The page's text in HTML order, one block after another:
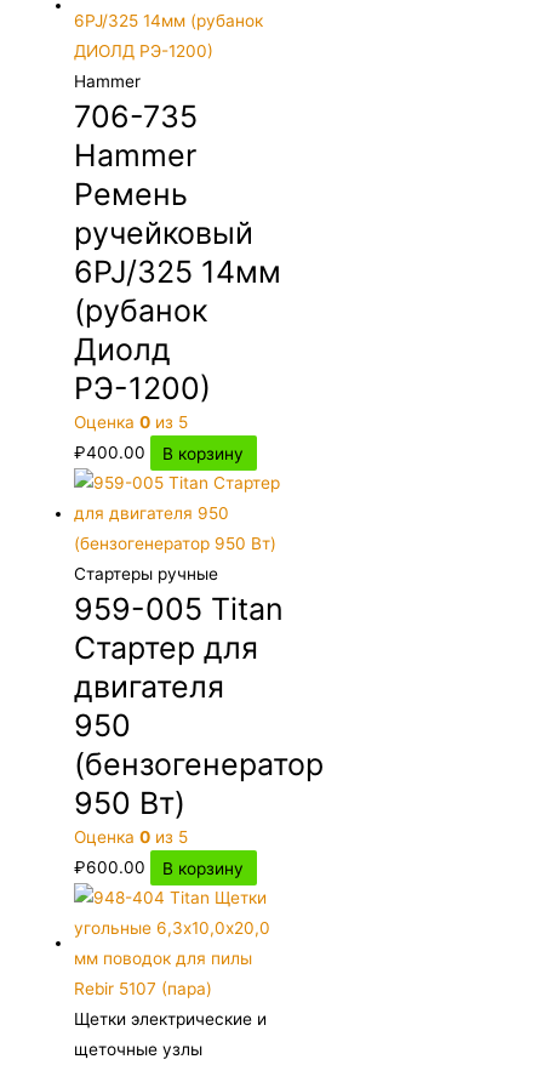
Hammer
706-735
Hammer
Ремень
ручейковый
6PJ/325 14мм
(рубанок
Диолд
РЭ-1200)
Оценка0 из 5
₽400.00 В корзину
Стартеры ручные
959-005 Titan
Стартер для
двигателя
950
(бензогенератор
950 Вт)
Оценка0 из 5
₽600.00 В корзину
Щетки электрические и
щеточные узлы